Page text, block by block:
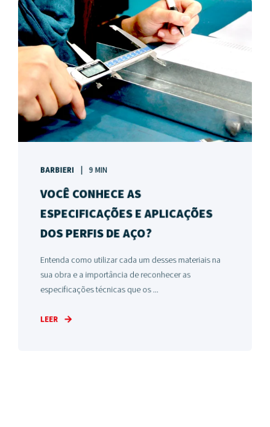
BARBIERI 9 MIN
VOCÊ CONHECE AS
ESPECIFICAÇÕES E APLICAÇÕES
DOS PERFIS DE AÇO?
Entenda como utilizar cada um desses materiais na
sua obra e a importância de reconhecer as
especificações técnicas que os ...
LEER